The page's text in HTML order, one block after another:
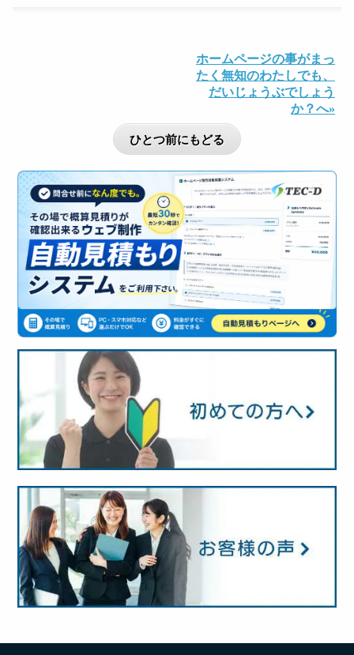
ホームページの事がまっ
たく無知のわたしでも、
だいじょうぶでしょう
か？へ»